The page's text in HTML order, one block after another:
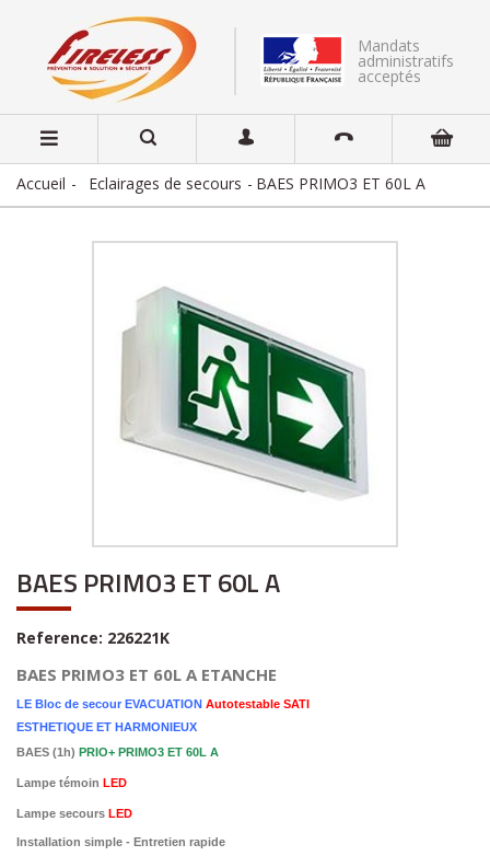
Mandats
administratifs
acceptés
Accueil Eclairages de secours BAES PRIMO3 ET 60L A
BAES PRIMO3 ET 60L A
Reference: 226221K
BAES PRIMO3 ET 60L A ETANCHE
LE Bloc de secour EVACUATION Autotestable SATI
ESTHETIQUE ET HARMONIEUX
BAES (1h) PRIO+ PRIMO3 ET 60L A
Lampe témoin LED
Lampe secours LED
Installation simple - Entretien rapide